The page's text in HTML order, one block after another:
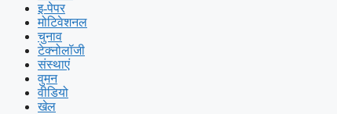
इ-पेपर
मोटिवेशनल
चुनाव
टेक्नोलॉजी
संस्थाएं
वुमन
वीडियो
खेल